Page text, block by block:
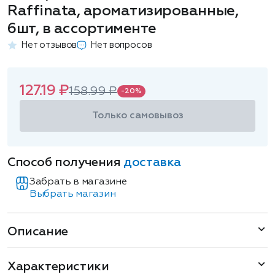
Raffinata, ароматизированные,
6шт, в ассортименте
Нет отзывов Нет вопросов
127.19 ₽158.99 ₽ -20%
Только самовывоз
Способ получения доставка
Забрать в магазине
Выбрать магазин
Описание
Характеристики